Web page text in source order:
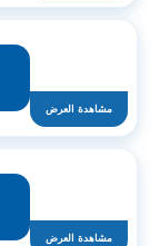
مشاهدة العرض
مشاهدة العرض